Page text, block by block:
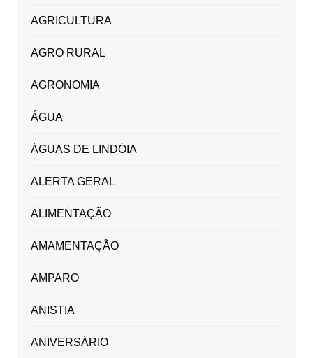
AGRICULTURA
AGRO RURAL
AGRONOMIA
ÁGUA
ÁGUAS DE LINDÓIA
ALERTA GERAL
ALIMENTAÇÃO
AMAMENTAÇÃO
AMPARO
ANISTIA
ANIVERSÁRIO